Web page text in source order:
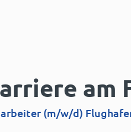
am
(m/w/d)